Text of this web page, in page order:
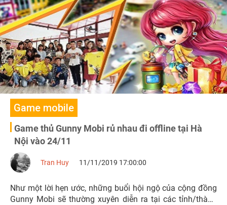
Game mobile
Game thủ Gunny Mobi rủ nhau đi offline tại Hà
Nội vào 24/11
Tran Huy 11/11/2019 17:00:00
Như một lời hẹn ước, những buổi hội ngộ của cộng đồng
Gunny Mobi sẽ thường xuyên diễn ra tại các tỉnh/thành